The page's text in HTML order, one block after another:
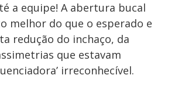
a equipe! A abertura bucal
melhor do que o esperado e
redução do inchaço, da
que estavam
irreconhecível.